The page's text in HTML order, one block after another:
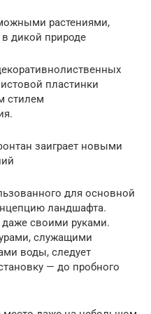
растениями,
дикой природе
пластинки
стилем
заиграет новыми
для основной
ландшафта.
своими руками.
служащими
воды, следует
— до пробного